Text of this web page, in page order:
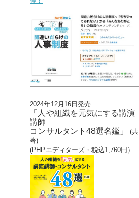
2024年12月16日発売
「人や組織を元気にする講演
講師
コンサルタント48選名鑑」 (共
著)
(PHPエディターズ・税込1,760円）